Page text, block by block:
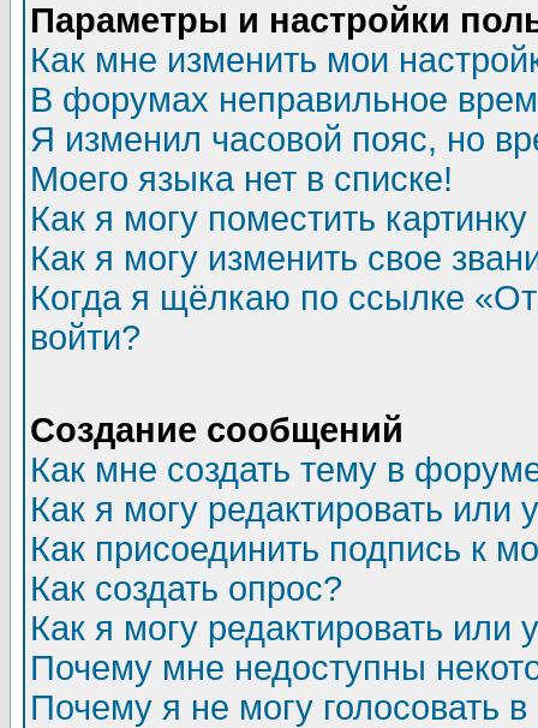
Параметры и настройки
Как мне изменить мои
В форумах неправильное
Я изменил часовой пояс, но
Моего языка нет в списке!
Как я могу поместить
Как я могу изменить свое
Когда я щёлкаю по ссылке
войти?
Создание сообщений
Как мне создать тему в
Как я могу редактировать или
Как присоединить подпись к
Как создать опрос?
Как я могу редактировать или
Почему мне недоступны
Почему я не могу голосовать